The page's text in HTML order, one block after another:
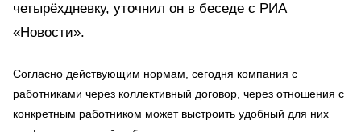
четырёхдневку, уточнил он в беседе с РИА
«Новости».
Согласно действующим нормам, сегодня компания с
работниками через коллективный договор, через отношения с
конкретным работником может выстроить удобный для них